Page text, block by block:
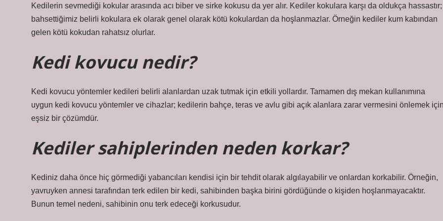
Kedilerin sevmediği kokular arasında acı biber ve sirke kokusu da yer alır. Kediler kokulara karşı da oldukça hassastır;
bahsettiğimiz belirli kokulara ek olarak genel olarak kötü kokulardan da hoşlanmazlar. Örneğin kediler kum kabından
gelen kötü kokudan rahatsız olurlar.
Kedi kovucu nedir?
Kedi kovucu yöntemler kedileri belirli alanlardan uzak tutmak için etkili yollardır. Tamamen dış mekan kullanımına
uygun kedi kovucu yöntemler ve cihazlar; kedilerin bahçe, teras ve avlu gibi açık alanlara zarar vermesini önlemek
eşsiz bir çözümdür.
Kediler sahiplerinden neden korkar?
Kediniz daha önce hiç görmediği yabancıları kendisi için bir tehdit olarak algılayabilir ve onlardan korkabilir. Örneğin,
yavruyken annesi tarafından terk edilen bir kedi, sahibinden başka birini gördüğünde o kişiden hoşlanmayacaktır.
Bunun temel nedeni, sahibinin onu terk edeceği korkusudur.